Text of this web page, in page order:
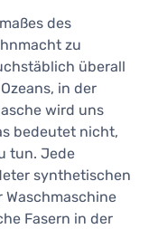
des
zu
überall
in der
wird uns
bedeutet nicht,
tun. Jede
synthetischen
Fasern in der